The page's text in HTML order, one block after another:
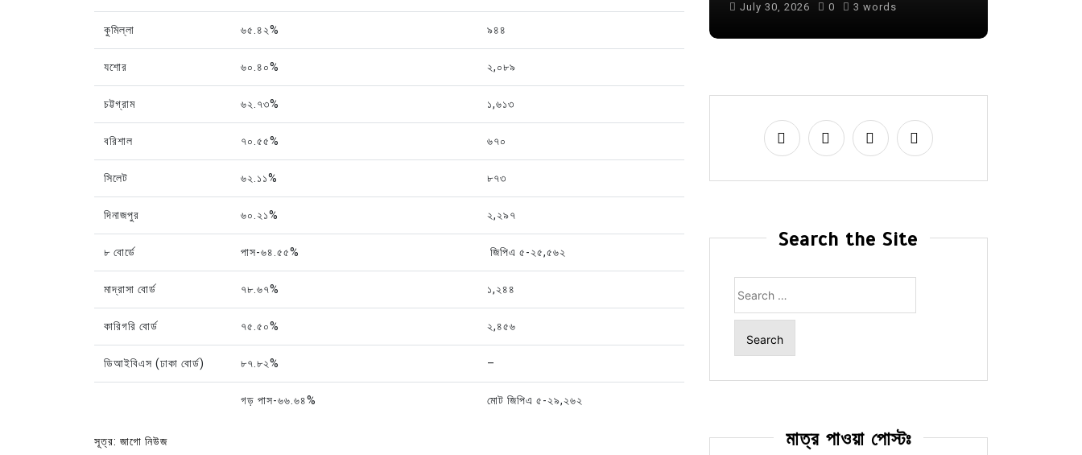
কুমিল্লা ৬৫.৪২% ৯৪৪
যশোর ৬০.৪০% ২,০৮৯
চট্টগ্রাম ৬২.৭৩% ১,৬১৩
বরিশাল ৭০.৫৫% ৬৭০
সিলেট ৬২.১১% ৮৭৩
দিনাজপুর ৬০.২১% ২,২৯৭
৮ বোর্ডে পাস-৬৪.৫৫% জিপিএ ৫-২৫,৫৬২
মাদ্রাসা বোর্ড ৭৮.৬৭% ১,২৪৪
কারিগরি বোর্ড ৭৫.৫০% ২,৪৫৬
ডিআইবিএস (ঢাকা বোর্ড) ৮৭.৮২% –
গড় পাস-৬৬.৬৪% মোট জিপিএ ৫-২৯,২৬২
সূত্র: জাগো নিউজ
July 30, 2026 0 3 words
Search the Site
for:
মাত্র পাওয়া পোস্টঃ